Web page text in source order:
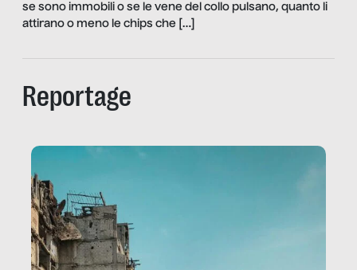
se sono immobili o se le vene del collo pulsano, quanto li
attirano o meno le chips che […]
Reportage